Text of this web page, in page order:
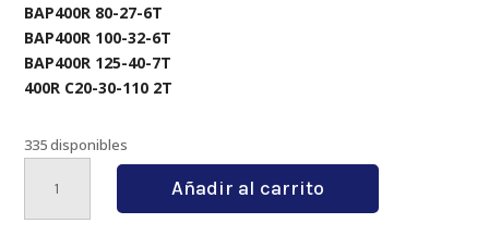
BAP400R 80-27-6T
BAP400R 100-32-6T
BAP400R 125-40-7T
400R C20-30-110 2T
335 disponibles
76IC
Añadir al carrito